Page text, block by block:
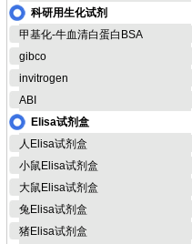
科研用生化试剂
甲基化-牛血清白蛋白BSA
gibco
invitrogen
ABI
Elisa试剂盒
人Elisa试剂盒
小鼠Elisa试剂盒
大鼠Elisa试剂盒
兔Elisa试剂盒
猪Elisa试剂盒